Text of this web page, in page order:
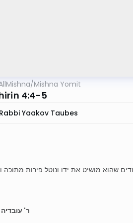
/Mishna Yomit
4:4-5
Yaakov Taubes
שהוא מושיט את ידו ונוטל פירות מתוכה
ר'